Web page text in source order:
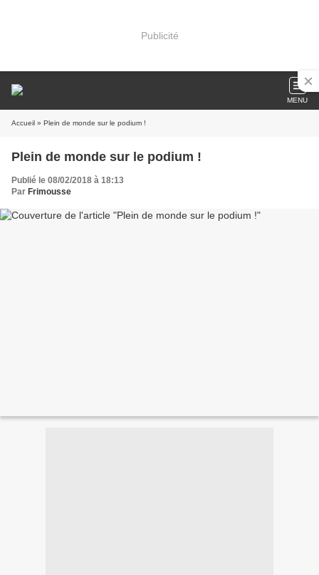
Publicité
MENU
Accueil » Plein de monde sur le podium !
Plein de monde sur le podium !
Publié le 08/02/2018 à 18:13
Par Frimousse